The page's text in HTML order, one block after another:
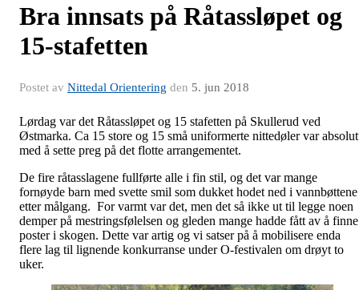
Bra innsats på Råtassløpet og
15-stafetten
Postet av Nittedal Orientering den 5. jun 2018
Lørdag var det Råtassløpet og 15 stafetten på Skullerud ved
Østmarka. Ca 15 store og 15 små uniformerte nittedøler var
med å sette preg på det flotte arrangementet.
De fire råtasslagene fullførte alle i fin stil, og det var mange
fornøyde barn med svette smil som dukket hodet ned i vannbøttene
etter målgang. For varmt var det, men det så ikke ut til legge noen
demper på mestringsfølelsen og gleden mange hadde fått av å finne
poster i skogen. Dette var artig og vi satser på å mobilisere enda
flere lag til lignende konkurranse under O-festivalen om drøyt to
uker.